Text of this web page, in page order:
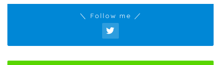
＼ Follow me ／